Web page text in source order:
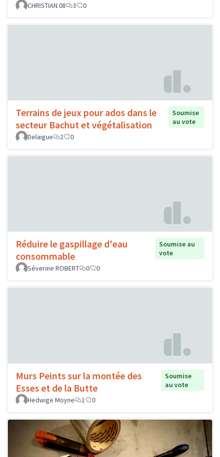
CHRISTIAN 08
3 0
Terrains de jeux pour ados dans le
secteur Bachut et végétalisation
Soumise
au vote
Delaigue
2 0
Réduire le gaspillage d'eau
consommable
Soumise au
vote
Séverine ROBERT
0 0
Murs Peints sur la montée des
Esses et de la Butte
Soumise
au vote
Hedwige Moyne
1 0